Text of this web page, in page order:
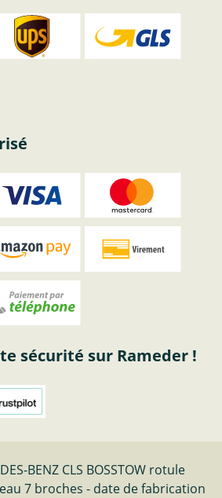
sécurité sur Rameder !
BENZ CLS BOSSTOW rotule
7 broches - date de fabrication